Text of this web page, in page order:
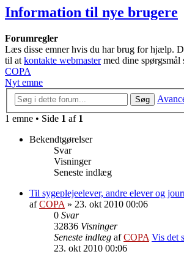
Information til nye brugere
Forumregler
Læs disse emner hvis du har brug for hjælp.
til at kontakte webmastermed dine spørgsmål
COPA
Nyt emne
Søg
1 emne • Side 1 af 1
Bekendtgørelser
Svar
Visninger
Seneste indlæg
Til sygeplejeelever, andre elever og
afCOPA » 23. okt 2010 00:06
0 Svar
32836 Visninger
Seneste indlæg afCOPA Vis det
23. okt 2010 00:06